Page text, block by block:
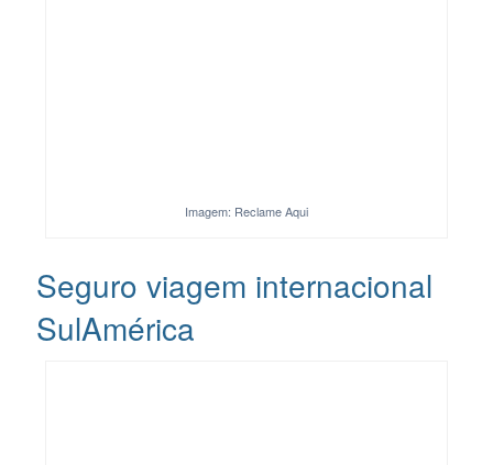
Imagem: Reclame Aqui
Seguro viagem internacional
SulAmérica